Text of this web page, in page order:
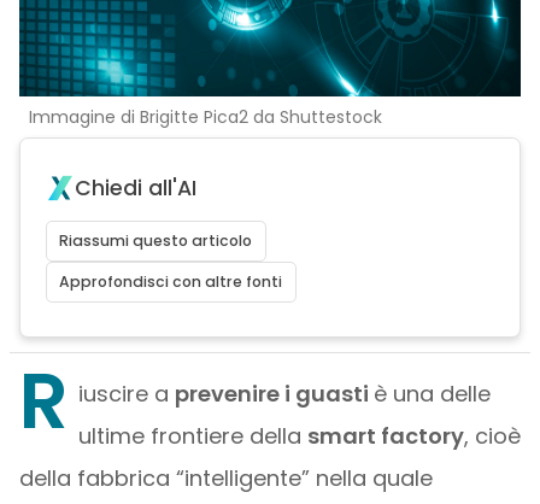
Immagine di Brigitte Pica2 da Shuttestock
Chiedi all'AI
Riassumi questo articolo
Approfondisci con altre fonti
R iuscire a prevenire i guasti è una delle
ultime frontiere della smart factory, cioè
della fabbrica “intelligente” nella quale